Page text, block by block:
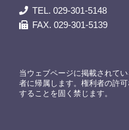
TEL. 029-301-5148
FAX. 029-301-5139
当ウェブページに掲載されて
者に帰属します。権利者の許
することを固く禁じます。